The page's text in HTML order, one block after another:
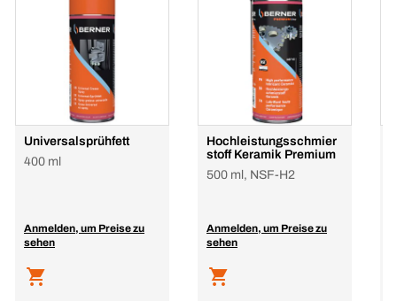
Universalsprühfett
400 ml
Anmelden, um Preise zu
sehen
Hochleistungsschmier
stoff Keramik Premium
500 ml, NSF-H2
Anmelden, um Preise zu
sehen